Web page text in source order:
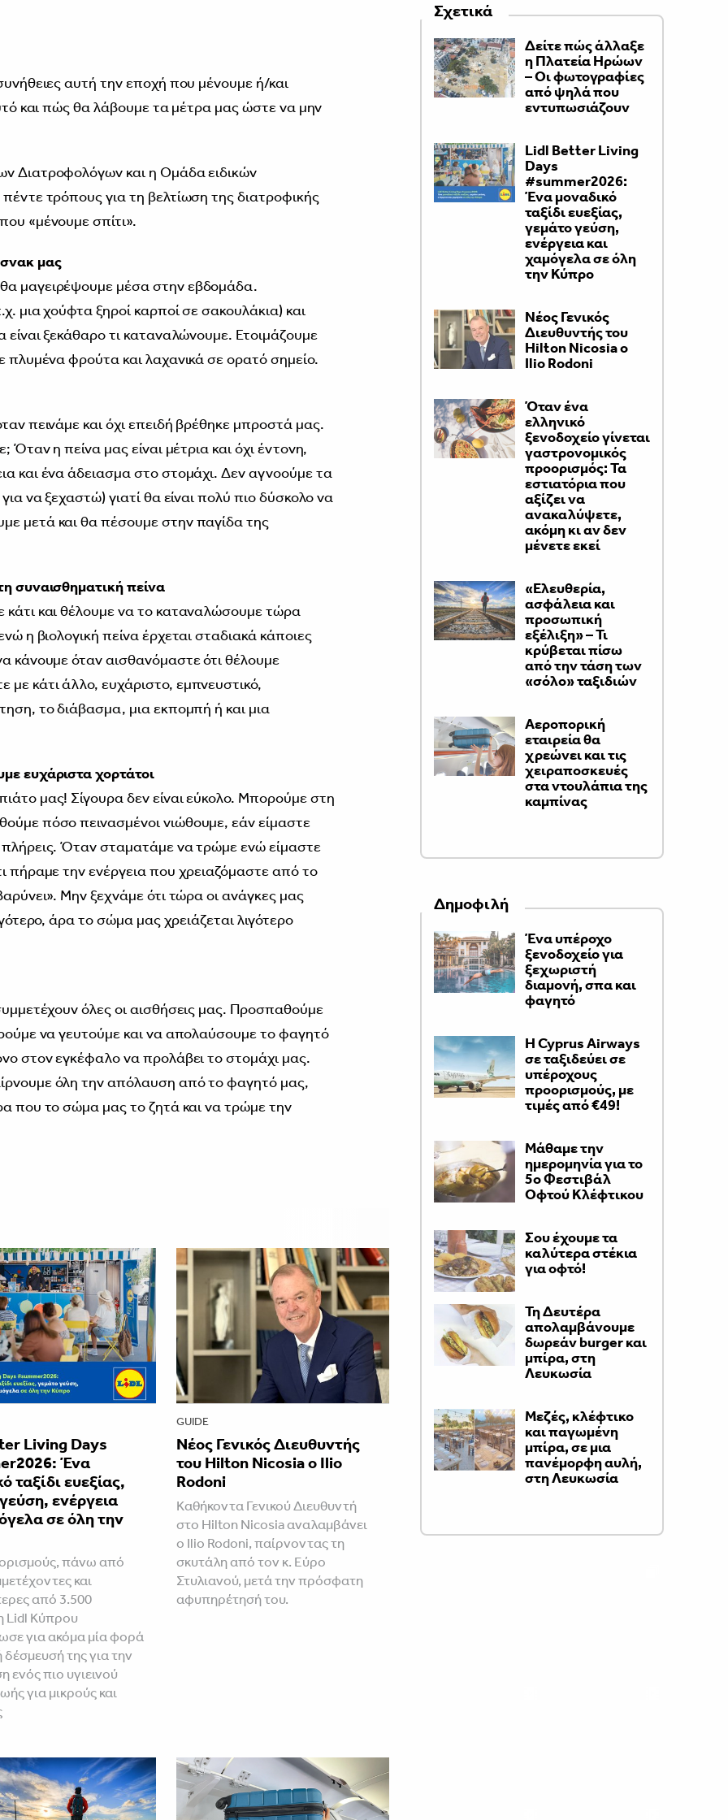
αυτή την εποχή που μένουμε ή/και
και πώς θα λάβουμε τα μέτρα μας ώστε να μην
Διατροφολόγων και η Ομάδα ειδικών
τρόπους για τη βελτίωση της διατροφικής
«μένουμε σπίτι».
μας
μαγειρέψουμε μέσα στην εβδομάδα.
μια χούφτα ξηροί καρποί σε σακουλάκια) και
ξεκάθαρο τι καταναλώνουμε. Ετοιμάζουμε
πλυμένα φρούτα και λαχανικά σε ορατό σημείο.
πεινάμε και όχι επειδή βρέθηκε μπροστά μας.
η πείνα μας είναι μέτρια και όχι έντονη,
και ένα άδειασμα στο στομάχι. Δεν αγνοούμε τα
να ξεχαστώ) γιατί θα είναι πολύ πιο δύσκολο να
μετά και θα πέσουμε στην παγίδα της
συναισθηματική πείνα
κάτι και θέλουμε να το καταναλώσουμε τώρα
η βιολογική πείνα έρχεται σταδιακά κάποιες
κάνουμε όταν αισθανόμαστε ότι θέλουμε
κάτι άλλο, ευχάριστο, εμπνευστικό,
το διάβασμα, μια εκπομπή ή και μια
ευχάριστα χορτάτοι
μας! Σίγουρα δεν είναι εύκολο. Μπορούμε στη
πόσο πεινασμένοι νιώθουμε, εάν είμαστε
Όταν σταματάμε να τρώμε ενώ είμαστε
πήραμε την ενέργεια που χρειαζόμαστε από το
Μην ξεχνάμε ότι τώρα οι ανάγκες μας
άρα το σώμα μας χρειάζεται λιγότερο
όλες οι αισθήσεις μας. Προσπαθούμε
να γευτούμε και να απολαύσουμε το φαγητό
στον εγκέφαλο να προλάβει το στομάχι μας.
όλη την απόλαυση από το φαγητό μας,
που το σώμα μας το ζητά και να τρώμε την
Living Days
Ένα
ταξίδι ευεξίας,
ενέργεια
σε όλη την
πάνω από
και
από 3.500
Lidl Κύπρου
για ακόμα μία φορά
δέσμευσή της για την
πιο υγιεινού
για μικρούς και
GUIDE
Νέος Γενικός Διευθυντής
του Hilton Nicosia ο Ilio
Rodoni
Καθήκοντα Γενικού Διευθυντή
στο Hilton Nicosia αναλαμβάνει
ο Ilio Rodoni, παίρνοντας τη
σκυτάλη από τον κ. Εύρο
Στυλιανού, μετά την πρόσφατη
αφυπηρέτησή του.
Σχετικά
Δείτε πώς άλλαξε
η Πλατεία Ηρώων
– Οι φωτογραφίες
από ψηλά που
εντυπωσιάζουν
Lidl Better Living
Days
#summer2026:
Ένα μοναδικό
ταξίδι ευεξίας,
γεμάτο γεύση,
ενέργεια και
χαμόγελα σε όλη
την Κύπρο
Νέος Γενικός
Διευθυντής του
Hilton Nicosia ο
Ilio Rodoni
Όταν ένα
ελληνικό
ξενοδοχείο γίνεται
γαστρονομικός
προορισμός: Τα
εστιατόρια που
αξίζει να
ανακαλύψετε,
ακόμη κι αν δεν
μένετε εκεί
«Ελευθερία,
ασφάλεια και
προσωπική
εξέλιξη» – Τι
κρύβεται πίσω
από την τάση των
«σόλο» ταξιδιών
Αεροπορική
εταιρεία θα
χρεώνει και τις
χειραποσκευές
στα ντουλάπια της
καμπίνας
Δημοφιλή
Ένα υπέροχο
ξενοδοχείο για
ξεχωριστή
διαμονή, σπα και
φαγητό
H Cyprus Airways
σε ταξιδεύει σε
υπέροχους
προορισμούς, με
τιμές από €49!
Μάθαμε την
ημερομηνία για το
5ο Φεστιβάλ
Οφτού Κλέφτικου
Σου έχουμε τα
καλύτερα στέκια
για οφτό!
Τη Δευτέρα
απολαμβάνουμε
δωρεάν burger και
μπίρα, στη
Λευκωσία
Μεζές, κλέφτικο
και παγωμένη
μπίρα, σε μια
πανέμορφη αυλή,
στη Λευκωσία